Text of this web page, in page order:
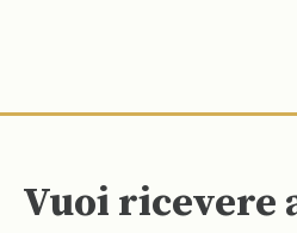
Vuoi ricevere